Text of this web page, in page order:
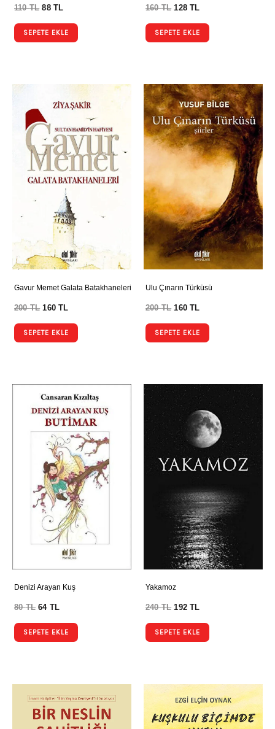
110TL 88TL
SEPETE EKLE
160TL 128TL
SEPETE EKLE
Gavur Memet Galata Batakhaneleri
200TL 160TL
SEPETE EKLE
Ulu Çınarın Türküsü
200TL 160TL
SEPETE EKLE
Denizi Arayan Kuş
80TL 64 TL
SEPETE EKLE
Yakamoz
240TL 192TL
SEPETE EKLE